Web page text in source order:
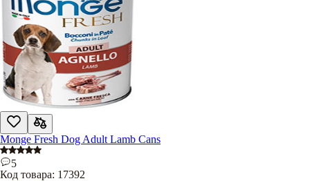
Monge Fresh Dog Adult Lamb Cans
5
Код товара: 17392